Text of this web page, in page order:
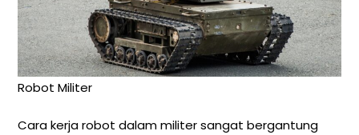
Robot Militer
Cara kerja robot dalam militer sangat bergantung